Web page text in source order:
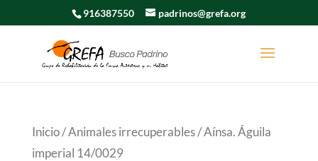
916387550 padrinos@grefa.org
Inicio/Animales irrecuperables/ Aínsa. Águila
imperial 14/0029